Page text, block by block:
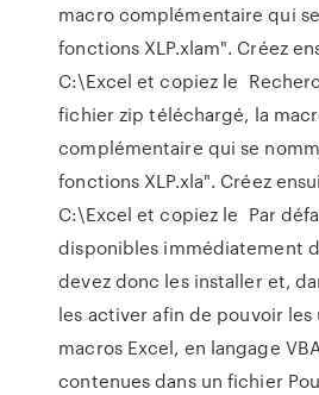
macro complémentaire qui
fonctions XLP.xlam". Créez
C:\Excel et copiez le
fichier zip téléchargé, la
complémentaire qui se
fonctions XLP.xla". Créez
C:\Excel et copiez le Par
disponibles immédiatement
devez donc les installer et,
les activer afin de pouvoir les
macros Excel, en langage
contenues dans un fichier